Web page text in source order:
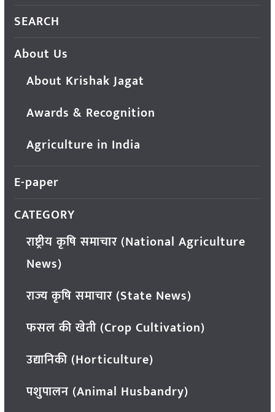
SEARCH
About Us
About Krishak Jagat
Awards & Recognition
Agriculture in India
E-paper
CATEGORY
राष्ट्रीय कृषि समाचार (National Agriculture
News)
राज्य कृषि समाचार (State News)
फसल की खेती (Crop Cultivation)
उद्यानिकी (Horticulture)
पशुपालन (Animal Husbandry)